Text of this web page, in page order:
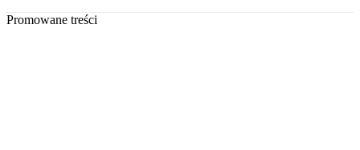
Promowane treści